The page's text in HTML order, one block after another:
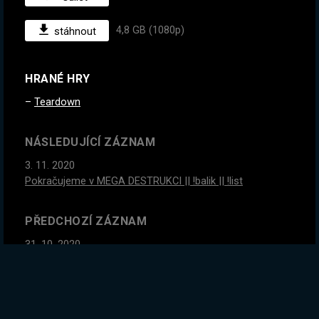
stáhnout 4,8 GB (1080p)
HRANÉ HRY
Teardown
NÁSLEDUJÍCÍ ZÁZNAM
3. 11. 2020
Pokračujeme v MEGA DESTRUKCI || !balik || !list
PŘEDCHOZÍ ZÁZNAM
31. 10. 2020